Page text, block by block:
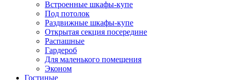
Встроенные шкафы-купе
Под потолок
Раздвижные шкафы-купе
Открытая секция посередине
Распашные
Гардероб
Для маленького помещения
Эконом
Гостиные